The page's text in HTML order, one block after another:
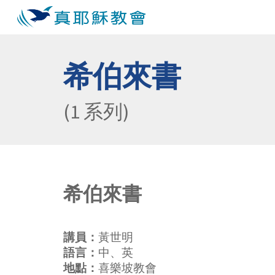
希伯來書
(1 系列 )
希伯來書
講員： 黃世明
語言： 中、英
地點： 喜樂坡教會